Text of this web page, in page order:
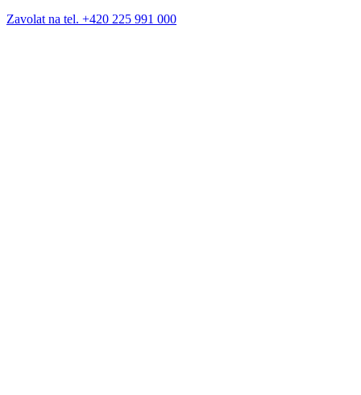
Zavolat na tel. +420 225 991 000